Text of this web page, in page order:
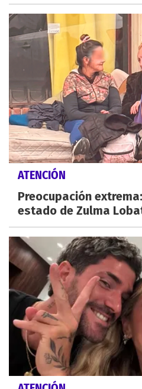
ATENCIÓN
Preocupación
estado de Zulma